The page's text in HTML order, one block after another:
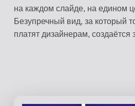
на каждом слайде, на едином
Безупречный вид, за который
платят дизайнерам, создаётся